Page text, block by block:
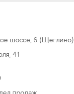
шоссе, 6 (Щеглино)
41
продаж